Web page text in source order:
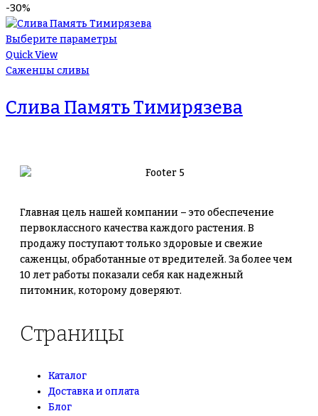
-30%
Выберите параметры
Quick View
Саженцы сливы
Слива Память Тимирязева
Главная цель нашей компании – это обеспечение
первоклассного качества каждого растения. В
продажу поступают только здоровые и свежие
саженцы, обработанные от вредителей. За более чем
10 лет работы показали себя как надежный
питомник, которому доверяют.
Страницы
Каталог
Доставка и оплата
Блог